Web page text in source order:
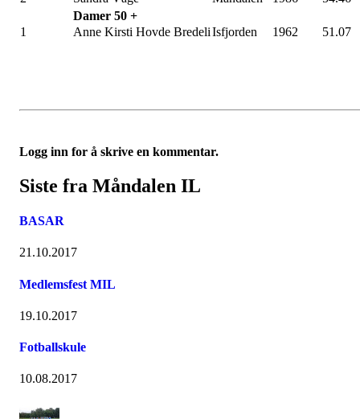
Damer 50 +
1
Anne Kirsti Hovde BredeliIsfjorden 1962 51.07
Logg inn for å skrive en kommentar.
Siste fra Måndalen IL
BASAR
21.10.2017
Medlemsfest MIL
19.10.2017
Fotballskule
10.08.2017